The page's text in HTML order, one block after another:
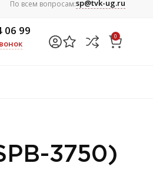
По всем вопросам:sp@tvk-ug.ru
06 99 0
3750)